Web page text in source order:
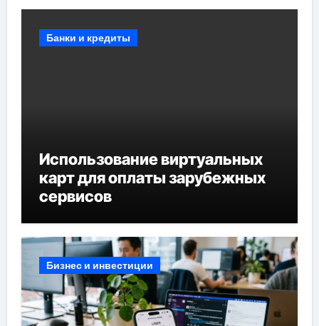
Банки и кредиты
Использование виртуальных
карт для оплаты зарубежных
сервисов
Бизнес и инвестиции